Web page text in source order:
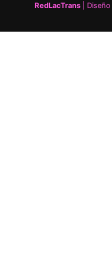
RedLacTrans| Diseño